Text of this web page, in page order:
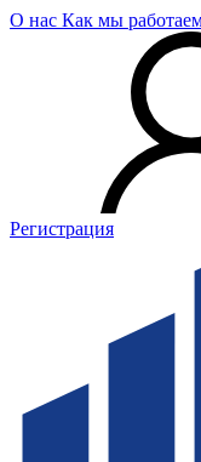
О нас Как мы
Регистрация